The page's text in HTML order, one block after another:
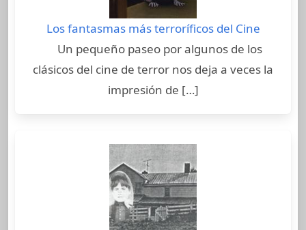
Los fantasmas más terroríficos del Cine
Un pequeño paseo por algunos de los
clásicos del cine de terror nos deja a veces la
impresión de […]